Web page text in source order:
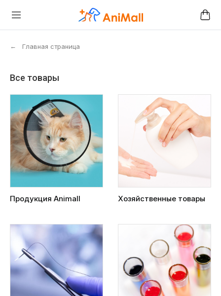
← Главная страница
Все товары
Продукция Animall Хозяйственные товары